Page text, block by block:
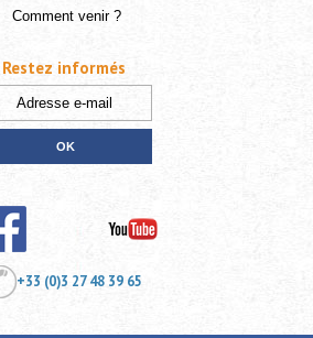
Comment venir ?
+33 (0)3 27 48 39 65
Restez informés